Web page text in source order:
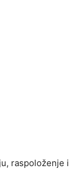
raspoloženje i